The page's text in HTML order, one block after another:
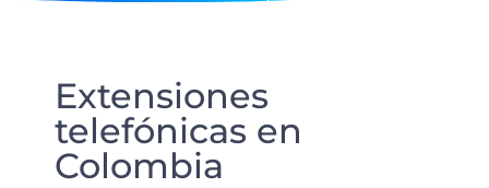
Extensiones
telefónicas en
Colombia